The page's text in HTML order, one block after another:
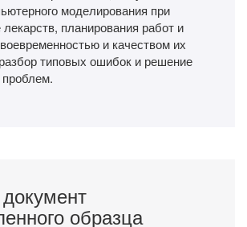
моделирования при
лекарств, планирования работ и
и качеством их
типовых ошибок и решение
образца